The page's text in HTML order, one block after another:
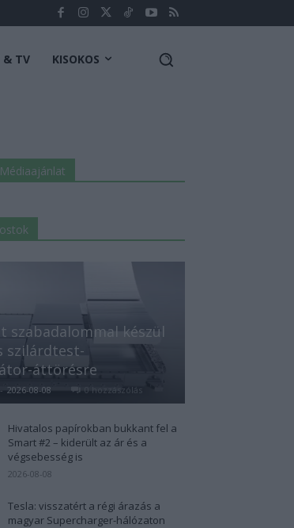
& TV KISOKOS
szabadalommal készül
szilárdtest-
áttörésre
- 2026-08-08 0 hozzászólás
Hivatalos papírokban bukkant fel a
Smart #2 – kiderült az ár és a
végsebesség is
2026-08-08
Tesla: visszatért a régi árazás a
magyar Supercharger-hálózaton